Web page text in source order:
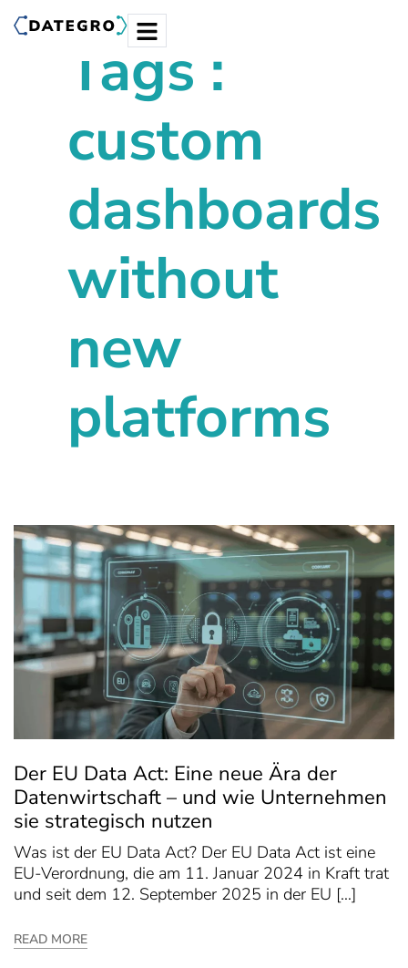
Tags :
custom
dashboards
without
new
platforms
Der EU Data Act: Eine neue Ära der
Datenwirtschaft – und wie Unternehmen
sie strategisch nutzen
Was ist der EU Data Act? Der EU Data Act ist eine
EU-Verordnung, die am 11. Januar 2024 in Kraft trat
und seit dem 12. September 2025 in der EU […]
READ MORE